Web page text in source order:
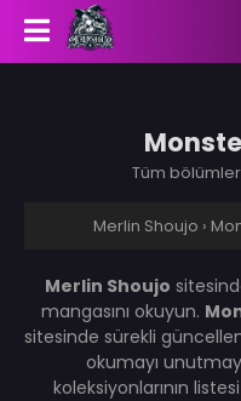
Tüm bölümler
Merlin Shoujo ›
Merlin Shoujo
mangasını okuyun.
sitesinde sürekli
okumayı
koleksiyonlarının